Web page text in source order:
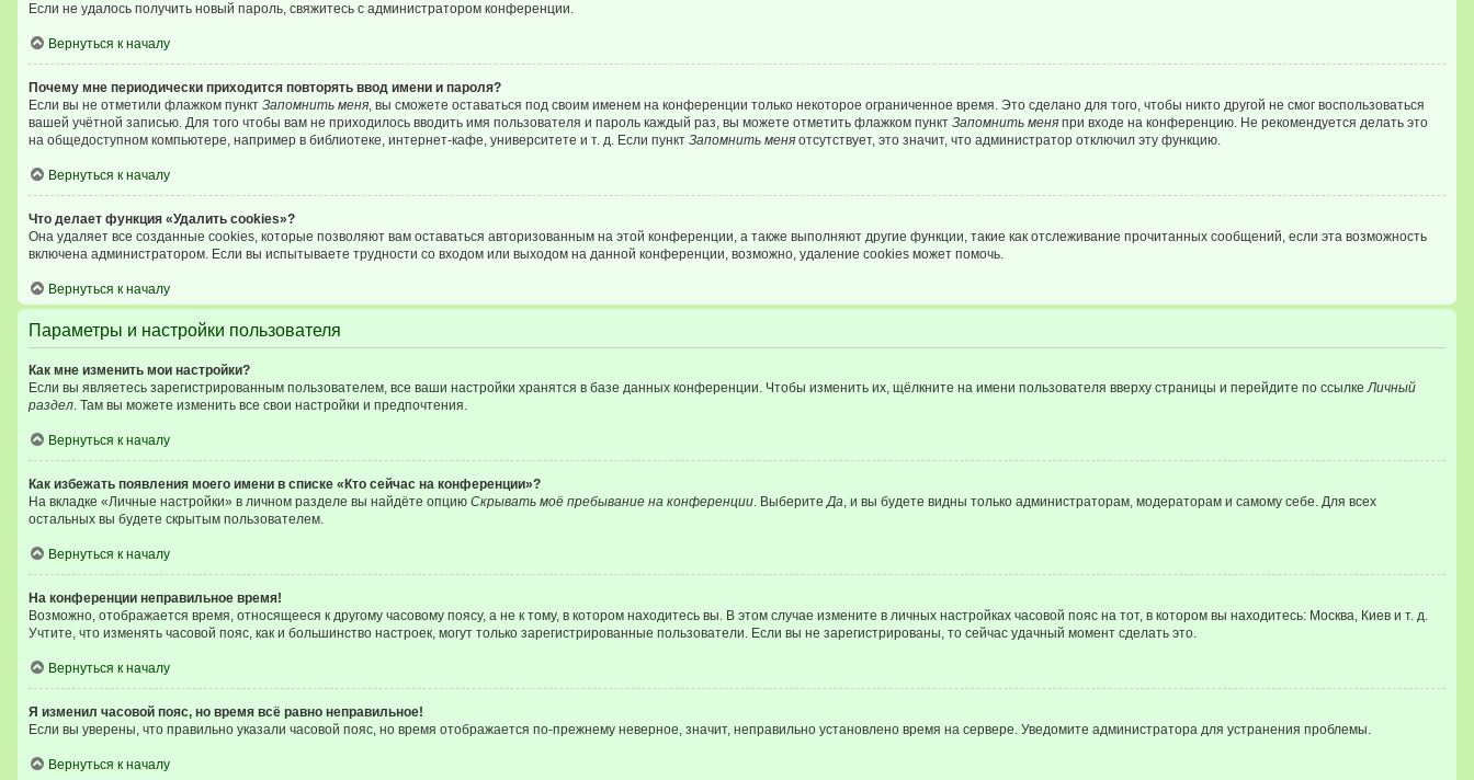
Если не удалось получить новый пароль, свяжитесь с администратором конференции.
Вернуться к началу
Почему мне периодически приходится повторять ввод имени и пароля?
Если вы не отметили флажком пункт Запомнить меня, вы сможете оставаться под своим именем на конференции только некоторое ограниченное время. Это сделано для того, чтобы никто другой не смог воспользоваться
вашей учётной записью. Для того чтобы вам не приходилось вводить имя пользователя и пароль каждый раз, вы можете отметить флажком пункт Запомнить меня при входе на конференцию. Не рекомендуется делать это
на общедоступном компьютере, например в библиотеке, интернет-кафе, университете и т. д. Если пункт Запомнить меня отсутствует, это значит, что администратор отключил эту функцию.
Вернуться к началу
Что делает функция «Удалить cookies»?
Она удаляет все созданные cookies, которые позволяют вам оставаться авторизованным на этой конференции, а также выполняют другие функции, такие как отслеживание прочитанных сообщений, если эта возможность
включена администратором. Если вы испытываете трудности со входом или выходом на данной конференции, возможно, удаление cookies может помочь.
Вернуться к началу
Параметры и настройки пользователя
Как мне изменить мои настройки?
Если вы являетесь зарегистрированным пользователем, все ваши настройки хранятся в базе данных конференции. Чтобы изменить их, щёлкните на имени пользователя вверху страницы и перейдите по ссылкеЛичный
раздел. Там вы можете изменить все свои настройки и предпочтения.
Вернуться к началу
Как избежать появления моего имени в списке «Кто сейчас на конференции»?
На вкладке «Личные настройки» в личном разделе вы найдёте опцию Скрывать моё пребывание на конференции. ВыберитеДа, и вы будете видны только администраторам, модераторам и самому себе. Для всех
остальных вы будете скрытым пользователем.
Вернуться к началу
На конференции неправильное время!
Возможно, отображается время, относящееся к другому часовому поясу, а не к тому, в котором находитесь вы. В этом случае измените в личных настройках часовой пояс на тот, в котором вы находитесь: Москва, Киев и т. д.
Учтите, что изменять часовой пояс, как и большинство настроек, могут только зарегистрированные пользователи. Если вы не зарегистрированы, то сейчас удачный момент сделать это.
Вернуться к началу
Я изменил часовой пояс, но время всё равно неправильное!
Если вы уверены, что правильно указали часовой пояс, но время отображается по-прежнему неверное, значит, неправильно установлено время на сервере. Уведомите администратора для устранения проблемы.
Вернуться к началу